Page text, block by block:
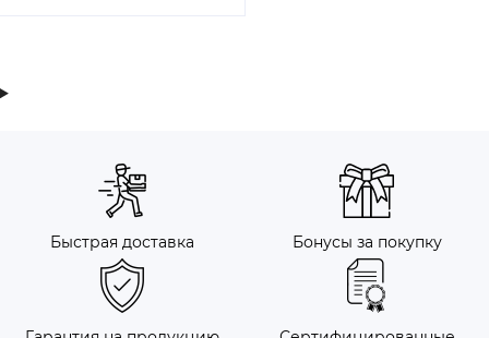
Быстрая доставка Бонусы за покупку